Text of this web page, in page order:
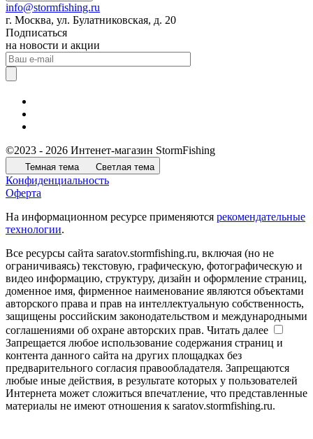
info@stormfishing.ru
г. Москва, ул. Булатниковская, д. 20
Подписаться
на новости и акции
©2023 - 2026 Интенет-магазин StormFishing
Темная тема Светлая тема
Конфиденциальность
Оферта
На информационном ресурсе применяются рекомендательные
технологии.
Все ресурсы сайта saratov.stormfishing.ru, включая (но не
ограничиваясь) текстовую, графическую, фотографическую и
видео информацию, структуру, дизайн и оформление страниц,
доменное имя, фирменное наименование являются объектами
авторского права и прав на интеллектуальную собственность,
защищены российским законодательством и международными
соглашениями об охране авторских прав. Читать далее
Запрещается любое использование содержания страниц и
контента данного сайта на других площадках без
предварительного согласия правообладателя. Запрещаются
любые иные действия, в результате которых у пользователей
Интернета может сложиться впечатление, что представленные
материалы не имеют отношения к saratov.stormfishing.ru.